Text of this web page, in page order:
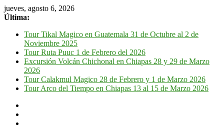
jueves, agosto 6, 2026
Última:
Tour Tikal Magico en Guatemala 31 de Octubre al 2 de
Noviembre 2025
Tour Ruta Puuc 1 de Febrero del 2026
Excursión Volcán Chichonal en Chiapas 28 y 29 de Marzo
2026
Tour Calakmul Magico 28 de Febrero y 1 de Marzo 2026
Tour Arco del Tiempo en Chiapas 13 al 15 de Marzo 2026